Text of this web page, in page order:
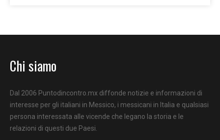
Chi siamo
Dal 2006 Puntodincontro.mx diffonde notizie e informazioni di
interesse per gli italiani in Messico, i messicani in Italia e qualsiasi
persona interessata alle vicende che legano la storia e le
relazioni di questi due Paesi.